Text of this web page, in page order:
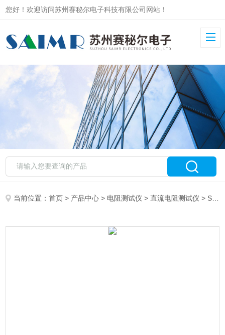
您好！欢迎访问苏州赛秘尔电子科技有限公司网站！
当前位置：首页 > 产品中心 > 电阻测试仪 >直流电阻测试仪 > SMR220直流电阻测试仪 多通道 48 路工业款